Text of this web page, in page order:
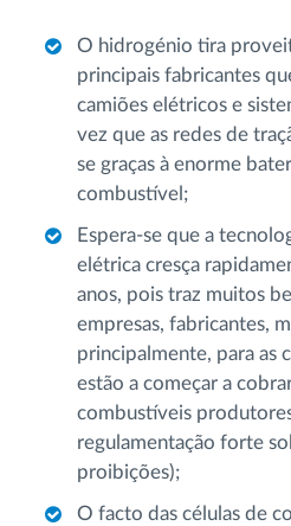
O hidrogénio tira
principais fabricantes
camiões elétricos e
vez que as redes de
se graças à enorme
combustível;
Espera-se que a
elétrica cresça
anos, pois traz muitos
empresas, fabricantes,
principalmente, para as
estão a começar a
combustíveis
regulamentação forte
proibições);
O facto das células de